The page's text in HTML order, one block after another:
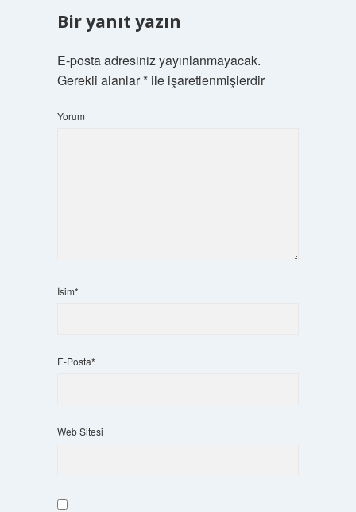
Bir yanıt yazın
E-posta adresiniz yayınlanmayacak.
Gerekli alanlar*ile işaretlenmişlerdir
Yorum
İsim*
E-Posta*
Web Sitesi